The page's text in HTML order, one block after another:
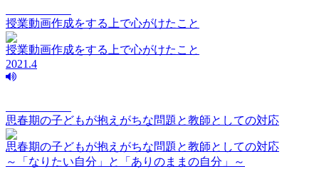
授業動画作成をする上で心がけたこと
授業動画作成をする上で心がけたこと
2021.4
思春期の子どもが抱えがちな問題と教師としての対応
思春期の子どもが抱えがちな問題と教師としての対応
～「なりたい自分」と「ありのままの自分」～